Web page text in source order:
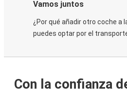
Vamos juntos
¿Por qué añadir otro coche a
puedes optar por el
Con la confianza